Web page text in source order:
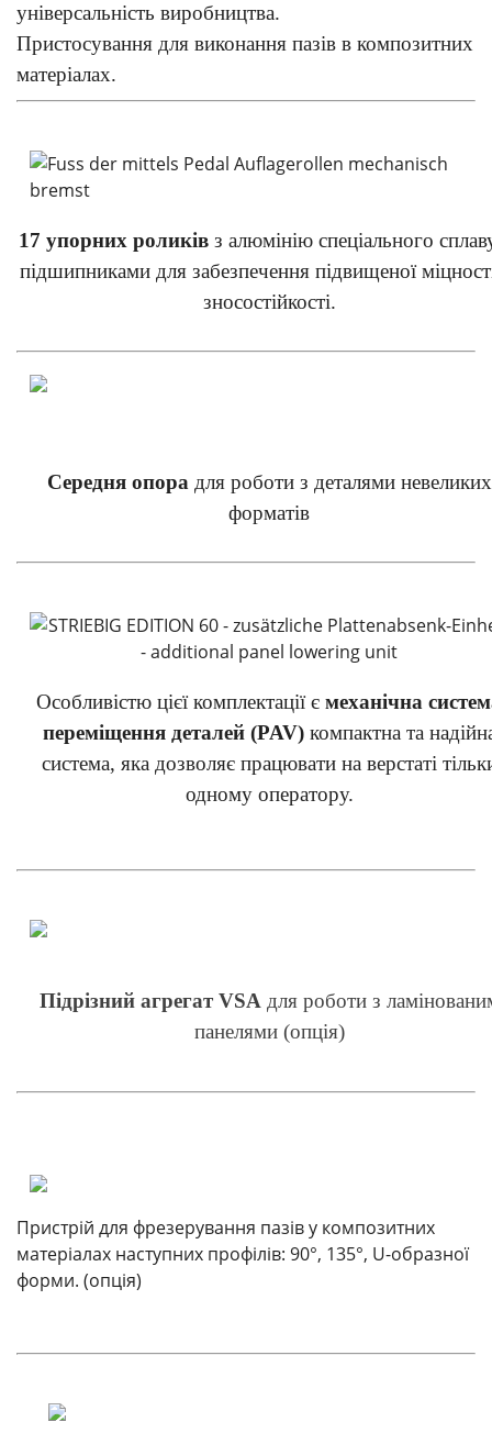
універсальність виробництва.
Пристосування для виконання пазів в композитних
матеріалах.
17 упорних роликівз алюмінію спеціального
підшипниками для забезпечення підвищеної
зносостійкості.
Середня опора для роботи з деталями невеликих
форматів
Особливістю цієї комплектації є механічна
переміщення деталей (PAV)компактна та
система, яка дозволяє працювати на верстаті
одному оператору.
Підрізний агрегат VSA для роботи з
панелями (опція)
Пристрій для фрезерування пазів у композитних
матеріалах наступних профілів: 90°, 135°, U-образної
форми. (опція)